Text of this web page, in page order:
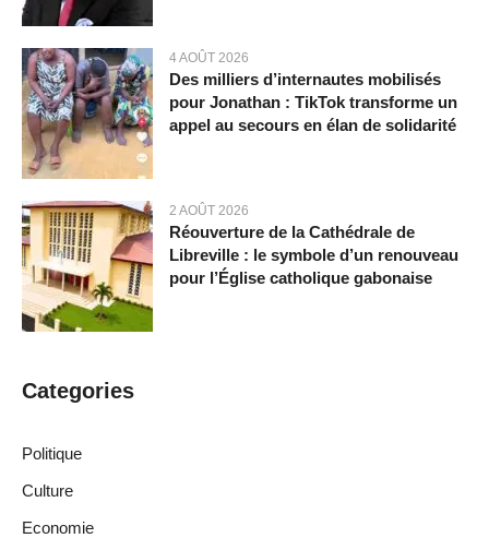
4 AOÛT 2026
Des milliers d’internautes mobilisés
pour Jonathan : TikTok transforme un
appel au secours en élan de solidarité
2 AOÛT 2026
Réouverture de la Cathédrale de
Libreville : le symbole d’un renouveau
pour l’Église catholique gabonaise
Categories
Politique
Culture
Economie